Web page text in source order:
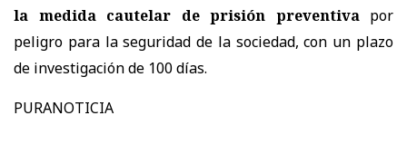
la medida cautelar de prisión preventivapor
peligro para la seguridad de la sociedad, con un plazo
de investigación de 100 días.
PURANOTICIA